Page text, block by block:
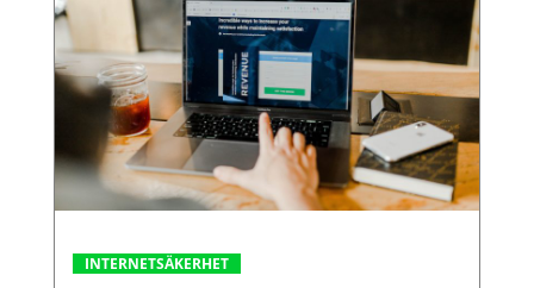
INTERNETSÄKERHET